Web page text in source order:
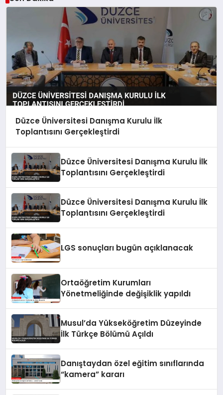
Düzce Üniversitesi Danışma Kurulu İlk
Toplantısını Gerçekleştirdi
Düzce Üniversitesi Danışma Kurulu İlk
Toplantısını Gerçekleştirdi
Düzce Üniversitesi Danışma Kurulu İlk
Toplantısını Gerçekleştirdi
LGS sonuçları bugün açıklanacak
Ortaöğretim Kurumları
Yönetmeliğinde değişiklik yapıldı
Musul’da Yükseköğretim Düzeyinde
İlk Türkçe Bölümü Açıldı
Danıştaydan özel eğitim sınıflarında
“kamera” kararı